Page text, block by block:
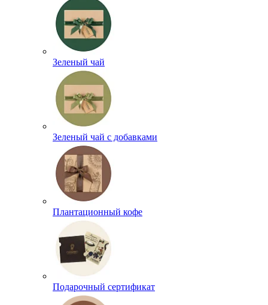
Зеленый чай
Зеленый чай с добавками
Плантационный кофе
Подарочный сертификат